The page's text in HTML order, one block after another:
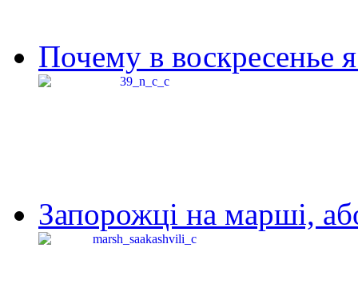
Почему в воскресенье
Запорожці на марші,